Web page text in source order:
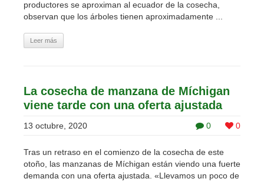
productores se aproximan al ecuador de la cosecha,
observan que los árboles tienen aproximadamente ...
Leer más
La cosecha de manzana de Míchigan
viene tarde con una oferta ajustada
0 0
13 octubre, 2020
Tras un retraso en el comienzo de la cosecha de este
otoño, las manzanas de Míchigan están viendo una fuerte
demanda con una oferta ajustada. «Llevamos un poco de